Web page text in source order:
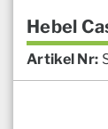
Hebel
Artikel Nr: